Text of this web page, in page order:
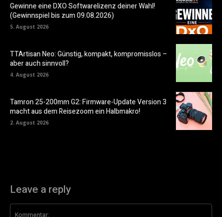
Gewinne eine DXO Softwarelizenz deiner Wahl!
(Gewinnspiel bis zum 09.08.2026)
5. August 2026
TTArtisan Neo: Günstig, kompakt, kompromisslos –
aber auch sinnvoll?
4. August 2026
Tamron 25-200mm G2: Firmware-Update Version 3
macht aus dem Reisezoom ein Halbmakro!
2. August 2026
Leave a reply